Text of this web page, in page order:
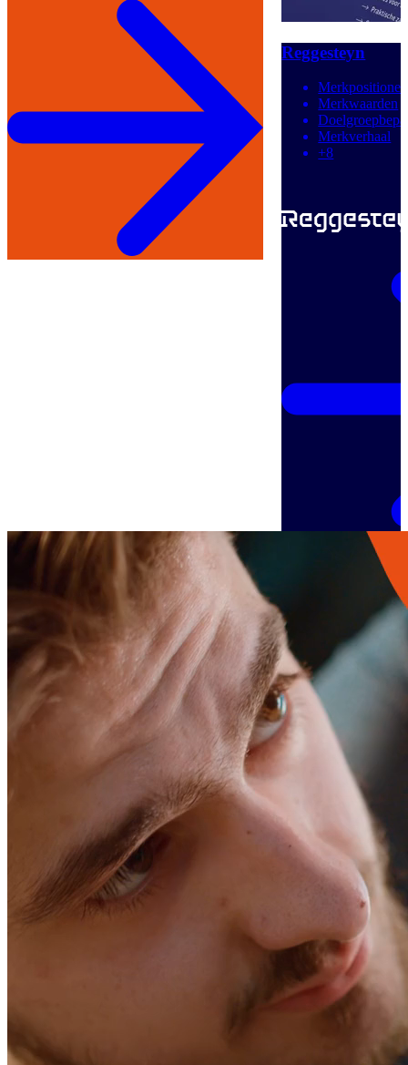
Reggesteyn
Merkwaarden
Merkverhaal
+8